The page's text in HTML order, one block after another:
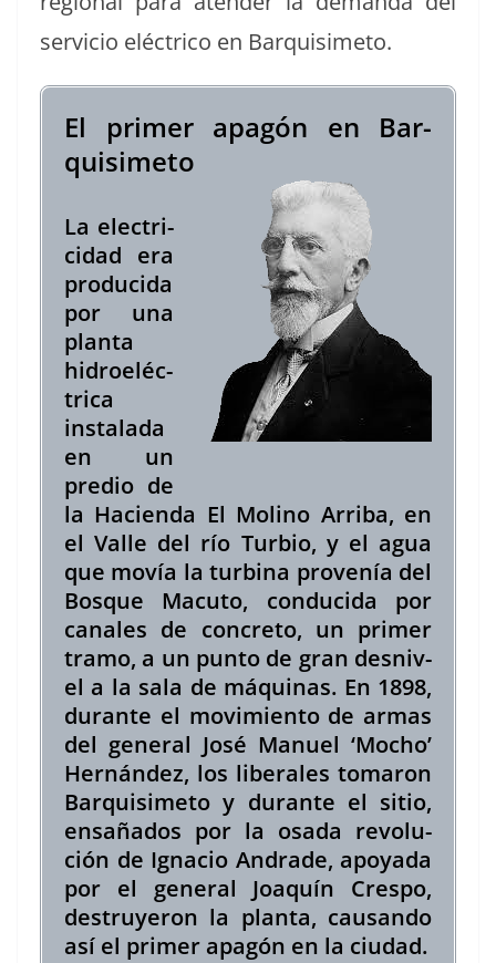
ser­vi­cio eléc­tri­co en Barquisimeto.
El primer apagón en Bar­
quisime­to
La elec­t­ri­
ci­dad era
pro­duci­da
por una
plan­ta
hidroeléc­
tri­ca
insta­l­a­da
en un
pre­dio de
la Hacien­da El Moli­no Arri­ba, en
el Valle del río Tur­bio, y el agua
que movía la turbina provenía del
Bosque Macu­to, con­duci­da por
canales de con­cre­to, un primer
tramo, a un pun­to de gran desniv­
el a la sala de máquinas. En 1898,
durante el movimien­to de armas
del gen­er­al José Manuel ‘Mocho’
Hernán­dez, los lib­erales tomaron
Bar­quisime­to y durante el sitio,
ensaña­dos por la osa­da rev­olu­
ción de Igna­cio Andrade, apoy­a­da
por el gen­er­al Joaquín Cre­spo,
destruyeron la plan­ta, cau­san­do
así el primer apagón en la ciudad.